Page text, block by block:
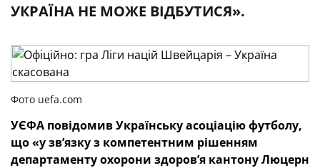
УКРАЇНА НЕ МОЖЕ ВІДБУТИСЯ».
Фото uefa.com
УЄФА повідомив Українську асоціацію футболу,
що «у зв’язку з компетентним рішенням
департаменту охорони здоров’я кантону Люцерн